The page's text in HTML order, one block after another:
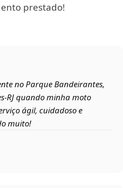
prestado!
no Parque Bandeirantes,
quando minha moto
ágil, cuidadoso e
muito!